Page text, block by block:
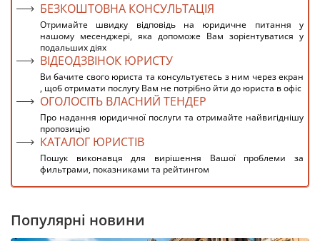
БЕЗКОШТОВНА КОНСУЛЬТАЦІЯ
Отримайте швидку відповідь на юридичне питання у
нашому месенджері, яка допоможе Вам зорієнтуватися у
подальших діях
ВІДЕОДЗВІНОК ЮРИСТУ
Ви бачите свого юриста та консультуєтесь з ним через екран
, щоб отримати послугу Вам не потрібно йти до юриста в офіс
ОГОЛОСІТЬ ВЛАСНИЙ ТЕНДЕР
Про надання юридичної послуги та отримайте найвигіднішу
пропозицію
КАТАЛОГ ЮРИСТІВ
Пошук виконавця для вирішення Вашої проблеми за
фильтрами, показниками та рейтингом
Популярні новини